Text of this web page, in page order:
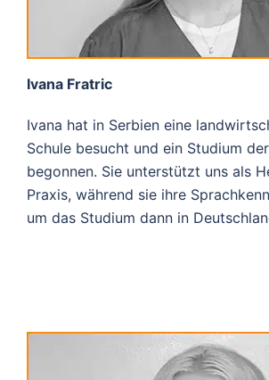
Ivana Fratric
Ivana hat in Serbien eine
Schule besucht und ein Studium
begonnen. Sie unterstützt uns als
Praxis, während sie ihre
um das Studium dann in